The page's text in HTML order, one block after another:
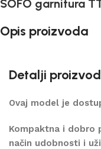
SOFO garnitura
Opis proizvoda
Detalji
Ovaj model je
Kompaktna i dobro
način udobnosti i